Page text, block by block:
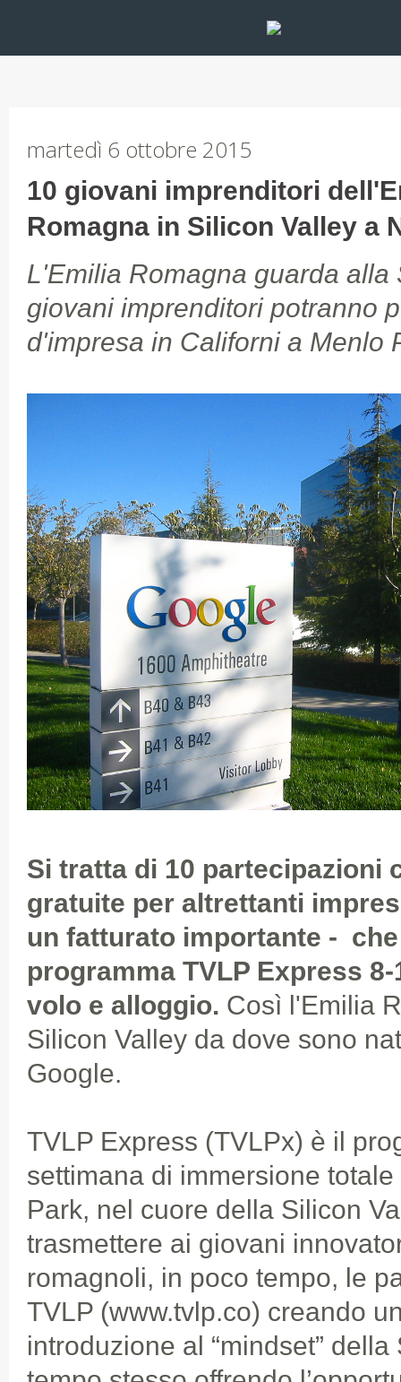
martedì 6 ottobre 2015
10 giovani imprenditori
Romagna in Silicon Valley a
L'Emilia Romagna guarda alla
giovani imprenditori potranno
d'impresa in Californi a Menlo
Si tratta di 10 partecipazioni
gratuite per altrettanti
un fatturato importante -
programma TVLP Express
volo e alloggio. Così l'Emilia
Silicon Valley da dove sono
Google.
TVLP Express (TVLPx) è il
settimana di immersione
Park, nel cuore della Silicon
trasmettere ai giovani
romagnoli, in poco tempo, le
TVLP (www.tvlp.co) creando
introduzione al “mindset”